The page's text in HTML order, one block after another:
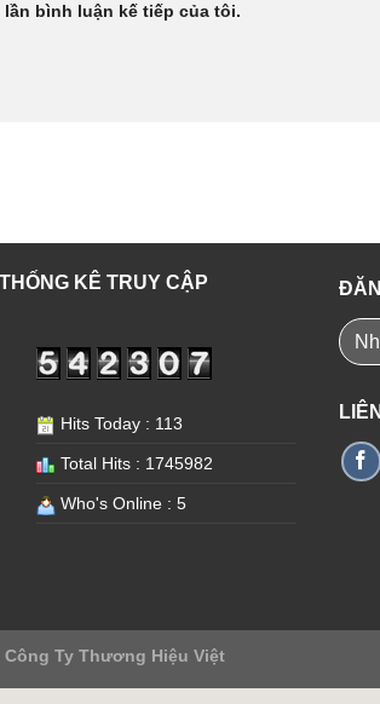
bình luận kế tiếp của tôi.
THỐNG KÊ TRUY CẬP
Hits Today : 113
Total Hits : 1745982
Who's Online : 5
Công Ty Thương Hiệu Việt